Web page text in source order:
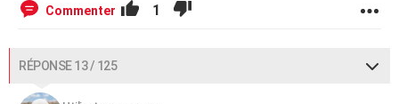
Commenter 1
RÉPONSE 13 / 125